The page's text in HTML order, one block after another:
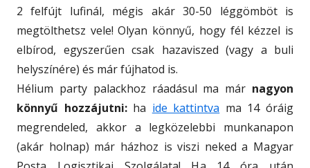
2 felfújt lufinál, mégis akár 30-50 léggömböt is
megtölthetsz vele! Olyan könnyű, hogy fél kézzel is
elbírod, egyszerűen csak hazaviszed (vagy a buli
helyszínére) és már fújhatod is.
Hélium party palackhoz ráadásul ma már nagyon
könnyű hozzájutni:ha ide kattintva ma 14 óráig
megrendeled, akkor a legközelebbi munkanapon
(akár holnap) már házhoz is viszi neked a Magyar